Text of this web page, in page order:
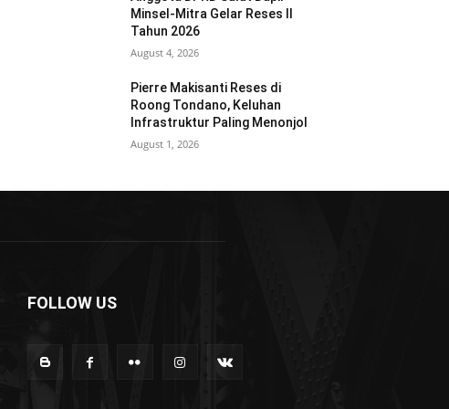
Minsel-Mitra Gelar Reses II
Tahun 2026
August 4, 2026
Pierre Makisanti Reses di
Roong Tondano, Keluhan
Infrastruktur Paling Menonjol
August 1, 2026
FOLLOW US